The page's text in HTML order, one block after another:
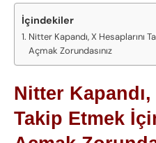
İçindekiler
Nitter Kapandı, X Hesaplarını
Açmak Zorundasınız
Nitter Kapandı,
Takip Etmek